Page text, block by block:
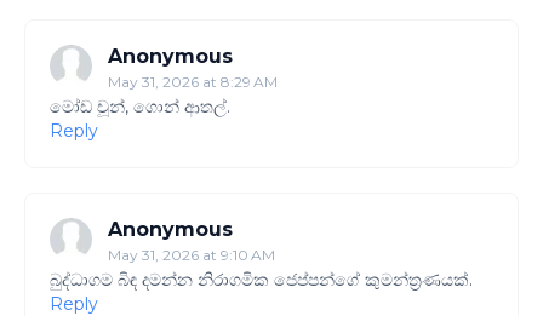
Anonymous
May 31, 2026 at 8:29 AM
මෝඩ චූන්, ගොන් ආතල්.
Reply
Anonymous
May 31, 2026 at 9:10 AM
බුද්ධාගම බිඳ දමන්න නිරාගමික ජෙප්පන්ගේ කුමන්ත්‍රණයක්.
Reply